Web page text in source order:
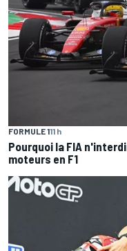
FORMULE 111 h
Pourquoi la FIA
moteurs en F1